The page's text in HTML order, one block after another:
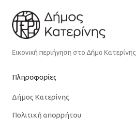
Εικονική περιήγηση στο Δήμο Κατερίνης
Πληροφορίες
Δήμος Κατερίνης
Πολιτική απορρήτου